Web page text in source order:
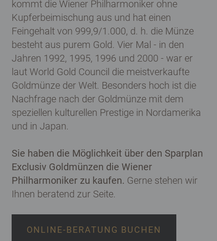
kommt die Wiener Philharmoniker ohne
Kupferbeimischung aus und hat einen
Feingehalt von 999,9/1.000, d. h. die Münze
besteht aus purem Gold. Vier Mal - in den
Jahren 1992, 1995, 1996 und 2000 - war er
laut World Gold Council die meistverkaufte
Goldmünze der Welt. Besonders hoch ist die
Nachfrage nach der Goldmünze mit dem
speziellen kulturellen Prestige in Nordamerika
und in Japan.
Sie haben die Möglichkeit über den Sparplan
Exclusiv Goldmünzen die Wiener
Philharmoniker zu kaufen. Gerne stehen wir
Ihnen beratend zur Seite.
ONLINE-BERATUNG BUCHEN